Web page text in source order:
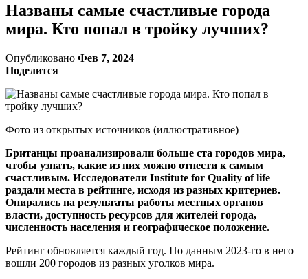
Названы самые счастливые города
мира. Кто попал в тройку лучших?
Опубликовано Фев 7, 2024
Поделится
Фото из открытых источников (иллюстративное)
Британцы проанализировали больше ста городов мира,
чтобы узнать, какие из них можно отнести к самым
счастливым. Исследователи Institute for Quality of life
раздали места в рейтинге, исходя из разных критериев.
Опирались на результаты работы местных органов
власти, доступность ресурсов для жителей города,
численность населения и географическое положение.
Рейтинг обновляется каждый год. По данным 2023-го в него
вошли 200 городов из разных уголков мира.